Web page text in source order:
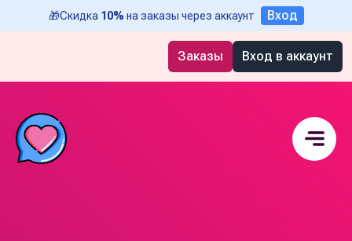
🎁Скидка 10% на заказы через аккаунт Вход
Заказы Вход в аккаунт